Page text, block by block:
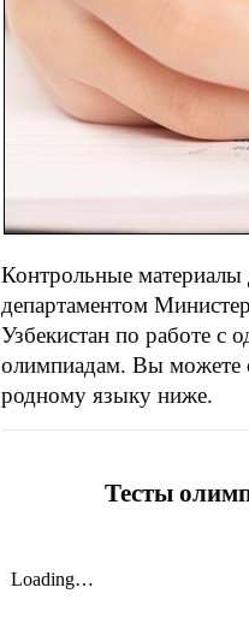
Контрольные
департаментом
Узбекистан по работе
олимпиадам. Вы можете
родному языку ниже.
Тесты